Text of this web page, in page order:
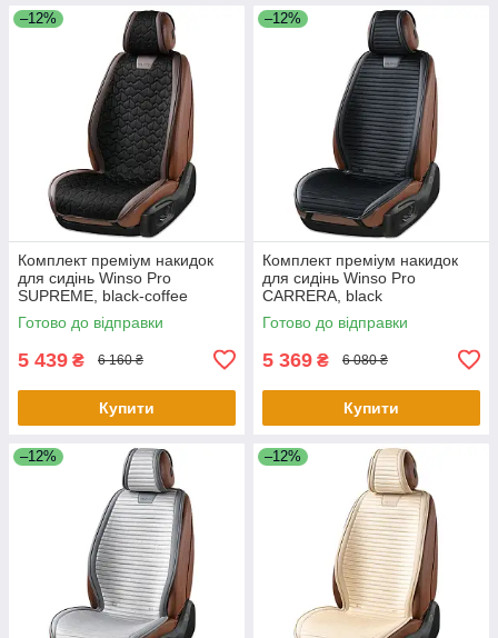
–12%
Комплект преміум накидок
для сидінь Winso Pro
SUPREME, black-coffee
Готово до відправки
5 439 ₴ 6 160 ₴
Купити
–12%
Комплект преміум накидок
для сидінь Winso Pro
СARRERA, black
Готово до відправки
5 369 ₴ 6 080 ₴
Купити
–12% –12%